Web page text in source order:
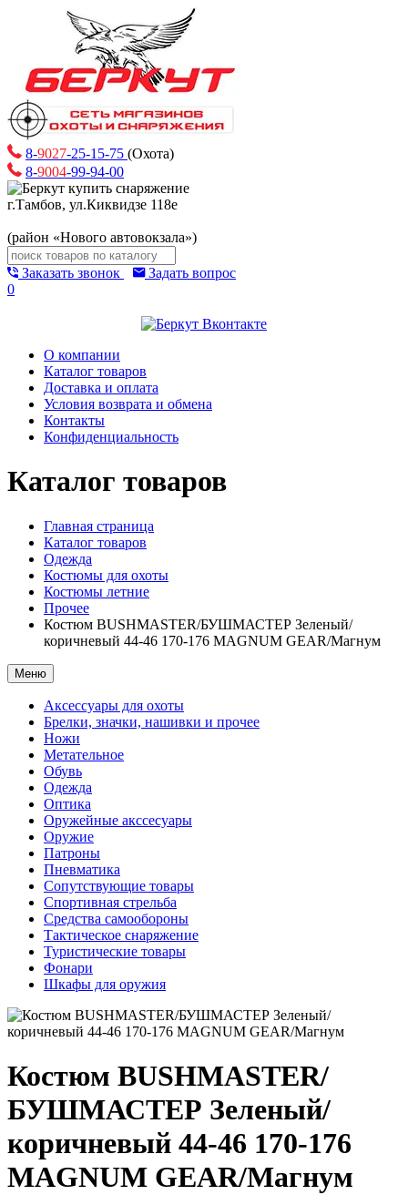
8-9027-25-15-75 (Охота)
8-9004-99-94-00
г.Тамбов, ул.Киквидзе 118е
(район «Нового автовокзала»)
Заказать звонок
Задать вопрос
0
О компании
Каталог товаров
Доставка и оплата
Условия возврата и обмена
Контакты
Конфиденциальность
Каталог товаров
Главная страница
Каталог товаров
Одежда
Костюмы для охоты
Костюмы летние
Прочее
Костюм BUSHMASTER/БУШМАСТЕР Зеленый/
коричневый 44-46 170-176 MAGNUM GEAR/Магнум
Меню
Аксессуары для охоты
Брелки, значки, нашивки и прочее
Ножи
Метательное
Обувь
Одежда
Оптика
Оружейные акссесуары
Оружие
Патроны
Пневматика
Сопутствующие товары
Спортивная стрельба
Средства самообороны
Тактическое снаряжение
Туристические товары
Фонари
Шкафы для оружия
Костюм BUSHMASTER/
БУШМАСТЕР Зеленый/
коричневый 44-46 170-176
MAGNUM GEAR/Магнум